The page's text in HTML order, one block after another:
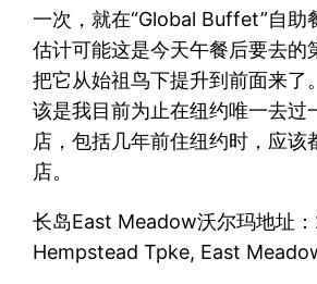
一次，就在“Global Buffet”自助
估计可能这是今天午餐后要去的
把它从始祖鸟下提升到前面来了
该是我目前为止在纽约唯一去过
店，包括几年前住纽约时，应该
店。
长岛East Meadow沃尔玛地址
Hempstead Tpke, East